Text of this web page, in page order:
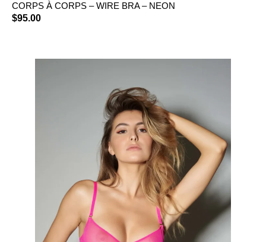
CORPS À CORPS – WIRE BRA – NEON
$95.00